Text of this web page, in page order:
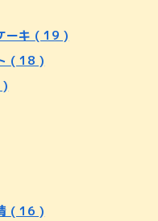
ーキ ( 19 )
( 18 )
( 16 )